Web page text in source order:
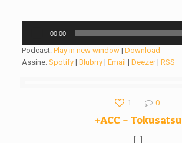
áudio
00:00
Podcast:Play in new window |Download
Assine:Spotify |Blubrry |Email |Deezer|RSS
1 0
+ACC – Tokusatsu
[…]